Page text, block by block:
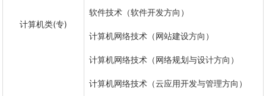
计算机类(专)
软件技术（软件开发方向）
计算机网络技术（网站建设方向）
计算机网络技术（网络规划与设计方向）
计算机网络技术（云应用开发与管理方向）